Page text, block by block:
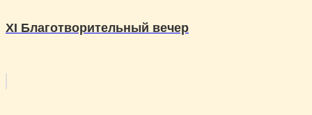
XI Благотворительный вечер